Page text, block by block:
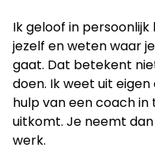
Ik geloof in
jezelf en weten waar
gaat. Dat betekent
doen. Ik weet uit
hulp van een coach
uitkomt. Je neemt
werk.